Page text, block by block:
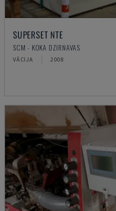
SUPERSET NTE
SCM - KOKA DZIRNAVAS
VĀCIJA 2008